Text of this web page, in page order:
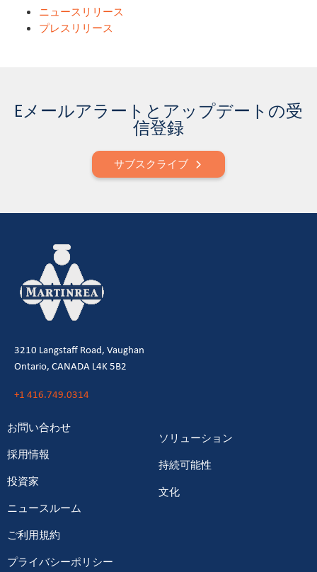
ニュースリリース
プレスリリース
Eメールアラートとアップデートの受
信登録
サブスクライブ
3210 Langstaff Road, Vaughan
Ontario, CANADA L4K 5B2
+1 416.749.0314
お問い合わせ
採用情報
投資家
ニュースルーム
ソリューション
持続可能性
文化
ご利用規約
プライバシーポリシー